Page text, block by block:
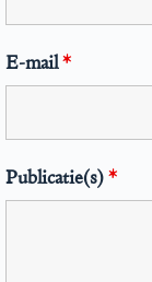
E-mail*
Publicatie(s)*